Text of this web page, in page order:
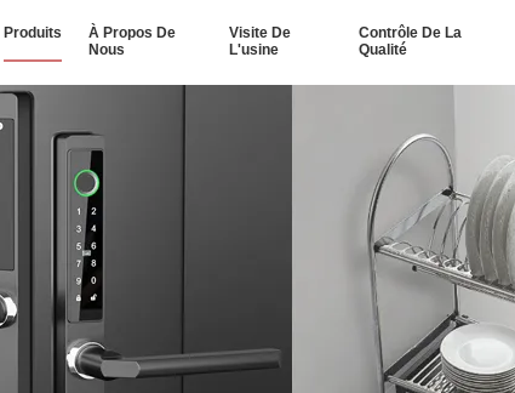
Produits
À Propos De
Nous
Visite De
L'usine
Contrôle De La
Qualité